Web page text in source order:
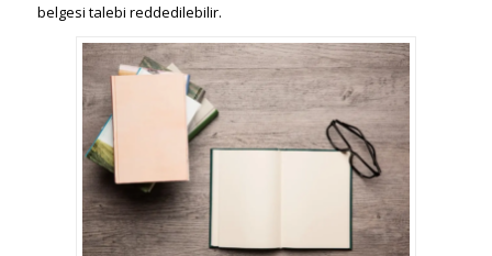
belgesi talebi reddedilebilir.